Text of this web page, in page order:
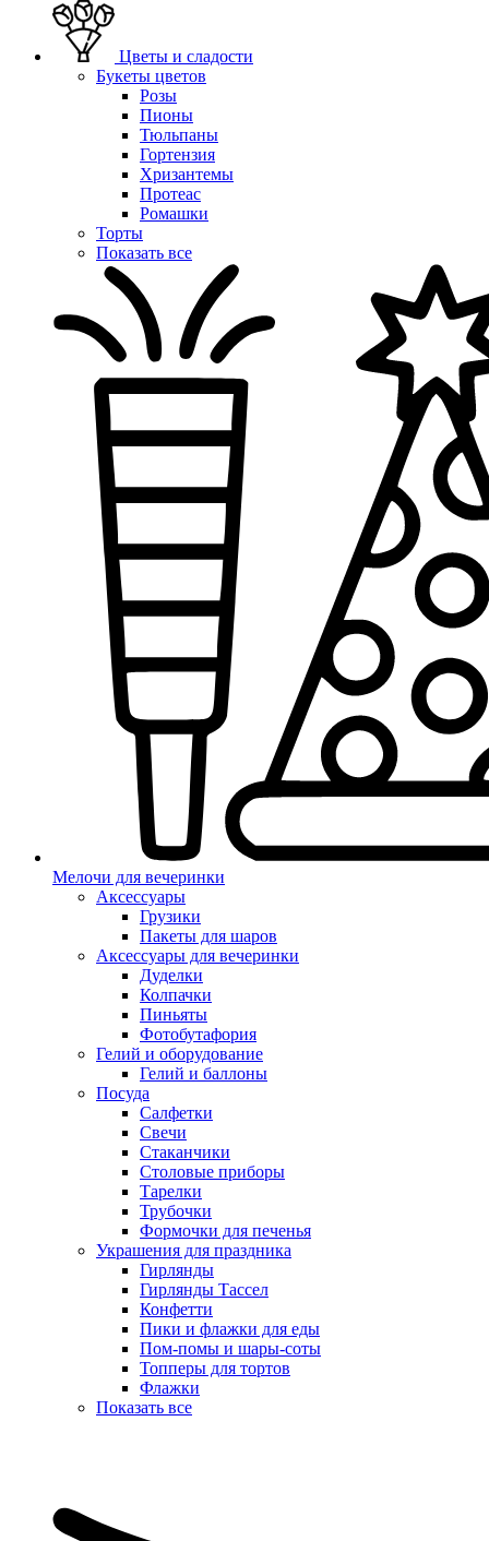
Цветы и сладости
Букеты цветов
Розы
Пионы
Тюльпаны
Гортензия
Хризантемы
Протеас
Ромашки
Торты
Показать все
Мелочи для вечеринки
Аксессуары
Грузики
Пакеты для шаров
Аксессуары для вечеринки
Дуделки
Колпачки
Пиньяты
Фотобутафория
Гелий и оборудование
Гелий и баллоны
Посуда
Салфетки
Свечи
Стаканчики
Столовые приборы
Тарелки
Трубочки
Формочки для печенья
Украшения для праздника
Гирлянды
Гирлянды Тассел
Конфетти
Пики и флажки для еды
Пом-помы и шары-соты
Топперы для тортов
Флажки
Показать все